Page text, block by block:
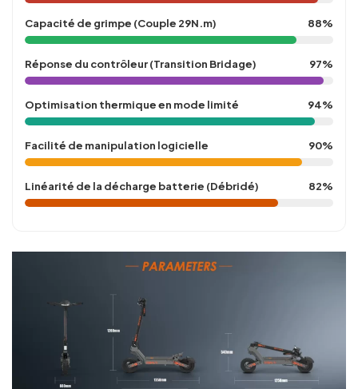
Capacité de grimpe (Couple 29N.m) 88%
Réponse du contrôleur (Transition Bridage) 97%
Optimisation thermique en mode limité 94%
Facilité de manipulation logicielle 90%
Linéarité de la décharge batterie (Débridé) 82%